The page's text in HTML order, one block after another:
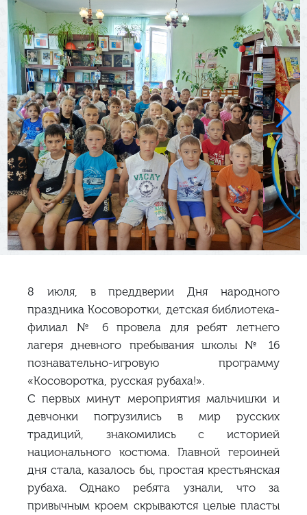
08 Июля 2026 53
8 июля, в преддверии Дня народного
праздника Косоворотки, детская библиотека-
филиал № 6 провела для ребят летнего
лагеря дневного пребывания школы № 16
познавательно-игровую программу
«Косоворотка, русская рубаха!».
С первых минут мероприятия мальчишки и
девчонки погрузились в мир русских
традиций, знакомились с историей
национального костюма. Главной героиней
дня стала, казалось бы, простая крестьянская
рубаха. Однако ребята узнали, что за
привычным кроем скрываются целые пласты